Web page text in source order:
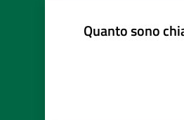
Quanto sono